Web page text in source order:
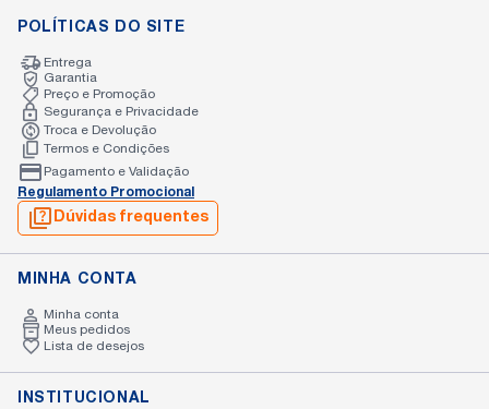
POLÍTICAS DO SITE
Entrega
Garantia
Preço e Promoção
Segurança e Privacidade
Troca e Devolução
Termos e Condições
Pagamento e Validação
Regulamento Promocional
Dúvidas frequentes
MINHA CONTA
Minha conta
Meus pedidos
Lista de desejos
INSTITUCIONAL